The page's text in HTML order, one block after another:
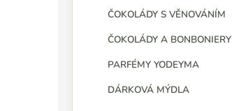
ČOKOLÁDY S VĚNOVÁNÍM
ČOKOLÁDY A BONBONIERY
PARFÉMY YODEYMA
DÁRKOVÁ MÝDLA